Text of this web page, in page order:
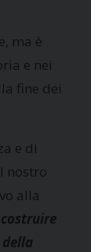
ma è
e nei
fine dei
e di
nostro
alla
costruire